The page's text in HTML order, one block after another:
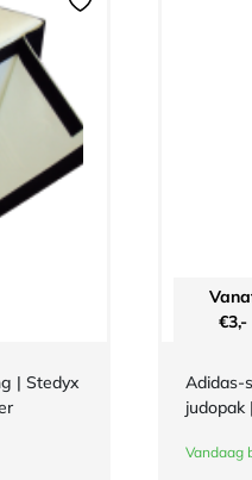
| Stedyx
€3,-
Adidas-
judopak
Vandaag